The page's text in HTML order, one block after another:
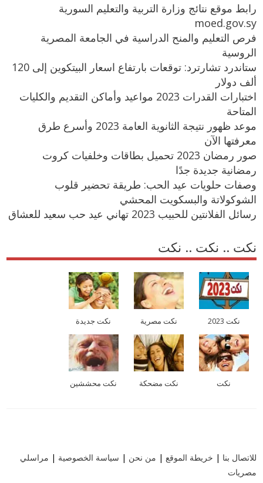
رابط موقع نتائج وزارة التربية والتعليم السورية
moed.gov.sy
فرص التعليم والمنح الدراسية في الجامعة المصرية
الروسية
ستاندرد تشارترد: توقعات بارتفاع اسعار البيتكوين إلى 120
ألف دولار
اختبارات القدرات 2023 مواعيد وأماكن التقديم والكليات
المتاحة
موعد ظهور نتيجة الثانوية العامة 2023 وأسرع طرق
معرفتها الآن
صور رمضان 2023 تحميل بطاقات وخلفيات كروت
رمضانية جديدة جدًا
وصفات حلويات عيد الحب: طريقة تحضير قلوب
الشوكولاتة والبسكويت المحشي
رسائل الفلانتين للحبيب 2023 تهاني عيد حب سعيد للعشاق
نكت .. نكت .. نكت
نكت 2023 نكت مصرية نكت جديدة
نكت نكت مضحكة نكت محششين
للاتصال بنا | خريطة الموقع | من نحن | سياسة الخصوصية | مراسلي
مصريات